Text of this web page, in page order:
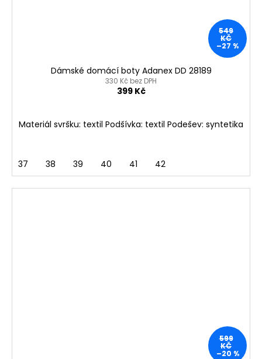
549
KČ
–27 %
Dámské domácí boty Adanex DD 28189
330 Kč bez DPH
399 Kč
Materiál svršku: textil Podšívka: textil Podešev: syntetika
37 38 39 40 41 42
599
KČ
–20 %